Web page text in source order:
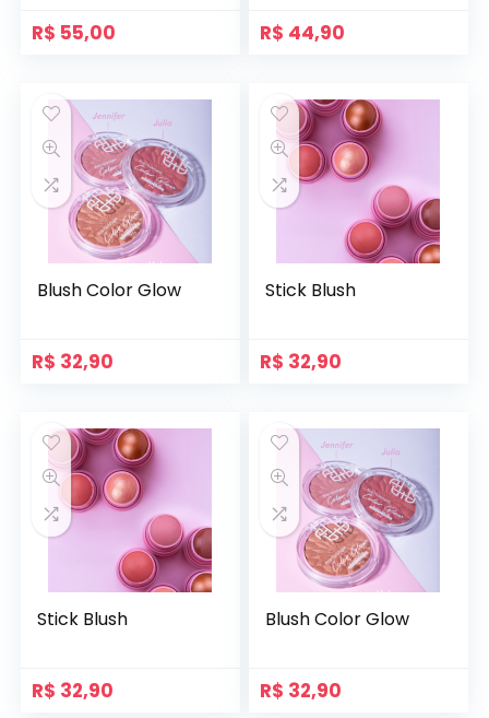
R$ 55,00 R$ 44,90
Blush Color Glow
R$ 32,90
Stick Blush
R$ 32,90
Stick Blush
R$ 32,90
Blush Color Glow
R$ 32,90